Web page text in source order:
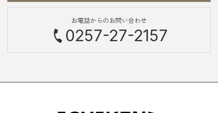
お電話からのお問い合わせ
0257-27-2157